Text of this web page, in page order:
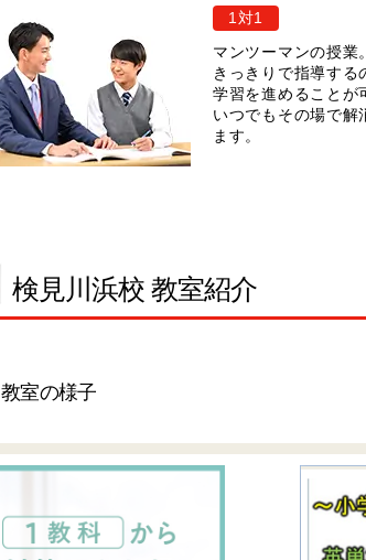
1対1
マンツーマンの授業
きっきりで指導する
学習を進めることが
いつでもその場で解
ます。
検見川浜校 教室紹介
教室の様子